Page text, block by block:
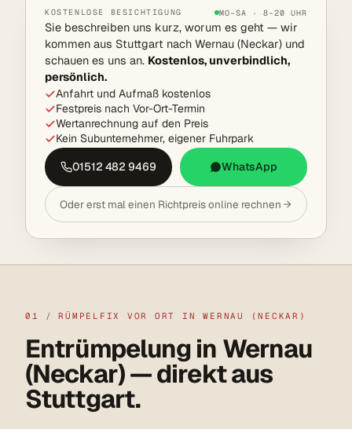
KOSTENLOSE BESICHTIGUNG MO–SA · 8–20 UHR
Sie beschreiben uns kurz, worum es geht — wir
kommen aus Stuttgart nach Wernau (Neckar) und
schauen es uns an. Kostenlos, unverbindlich,
persönlich.
Anfahrt und Aufmaß kostenlos
Festpreis nach Vor-Ort-Termin
Wertanrechnung auf den Preis
Kein Subunternehmer, eigener Fuhrpark
01512 482 9469
WhatsApp
Oder erst mal einen Richtpreis online rechnen
01 / RÜMPELFIX VOR ORT IN WERNAU (NECKAR)
Entrümpelung in Wernau
(Neckar) — direkt aus
Stuttgart.